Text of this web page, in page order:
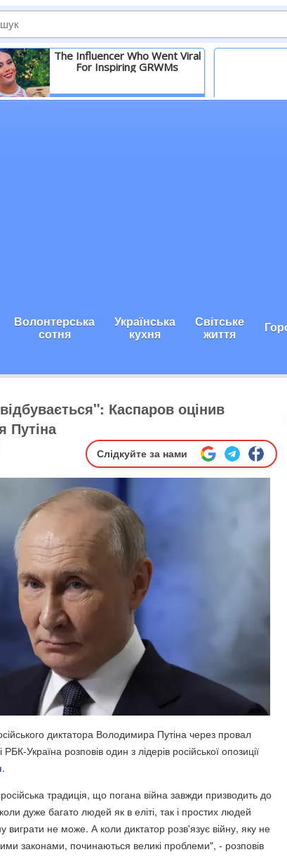
The Influencer Who Went Viral
For Inspiring GRWMs
Детальніше
Волонтерська
сотня
Українська
кухня
Світське
життя
Каспаров оцінив
Путіна
Слідкуйте за нами
диктатора Володимира Путіна через провал
Україна розповів один з лідерів російської опозиції
.
традиція, що погана війна завжди призводить до
дуже багато людей як в еліті, так і простих людей
виграти не може. А коли диктатор розв'язує війну, яку не
законами, починаються великі проблеми", - розповів